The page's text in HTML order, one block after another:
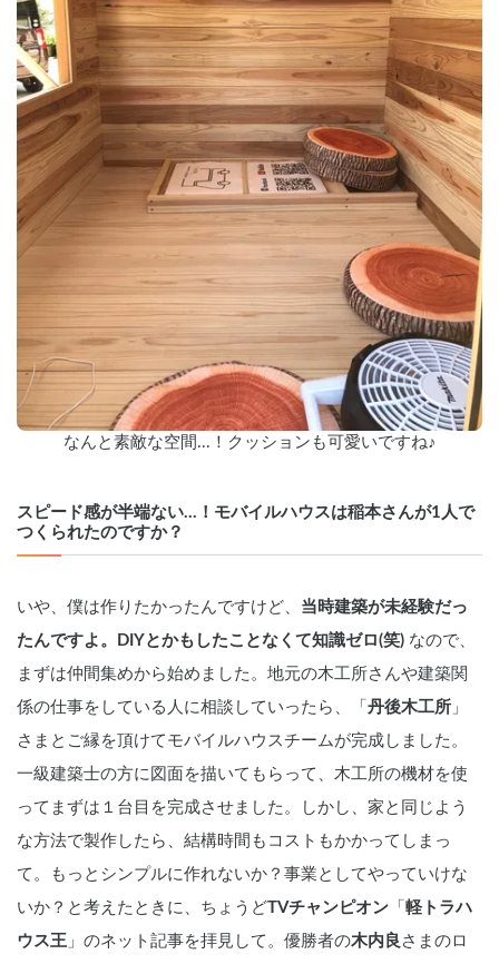
なんと素敵な空間...！クッションも可愛いですね♪
スピード感が半端ない...！モバイルハウスは稲本さんが1人で
つくられたのですか？
いや、僕は作りたかったんですけど、 当時建築が未経験だっ
たんですよ。DIYとかもしたことなくて知識ゼロ(笑) なので、
まずは仲間集めから始めました。地元の木工所さんや建築関
係の仕事をしている人に相談していったら、「 丹後木工所 」
さまとご縁を頂けてモバイルハウスチームが完成しました。
一級建築士の方に図面を描いてもらって、木工所の機材を使
ってまずは１台目を完成させました。しかし、家と同じよう
な方法で製作したら、結構時間もコストもかかってしまっ
て。もっとシンプルに作れないか？事業としてやっていけな
いか？と考えたときに、ちょうどTVチャンピオン 「 軽トラハ
ウス王 」のネット記事を拝見して。優勝者の木内良 さまのロ